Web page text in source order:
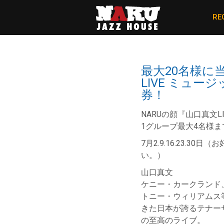
最大20名様に
LIVE ミュージ
券！
NARUの顔『山口真文
1グループ最大4名様
7月2.9.16.23.30日（お
い。）
山口真文
ケニー・カークランド
トニー・ウィリアム
きた日本が誇るテナ
の至高のライブ。